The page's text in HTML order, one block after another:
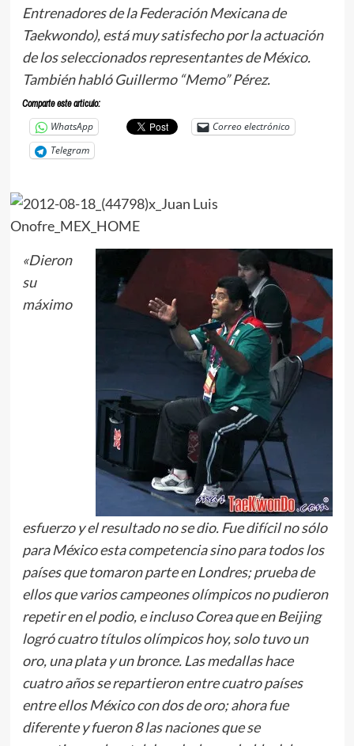
Entrenadores de la Federación Mexicana de
Taekwondo), está muy satisfecho por la actuación
de los seleccionados representantes de México.
También habló Guillermo “Memo” Pérez.
Comparte este articulo:
WhatsApp
Correo electrónico
Telegram
«Dieron
su
máximo
esfuerzo y el resultado no se dio. Fue difícil no sólo
para México esta competencia sino para todos los
países que tomaron parte en Londres; prueba de
ellos que varios campeones olímpicos no pudieron
repetir en el podio, e incluso Corea que en Beijing
logró cuatro títulos olímpicos hoy, solo tuvo un
oro, una plata y un bronce. Las medallas hace
cuatro años se repartieron entre cuatro países
entre ellos México con dos de oro; ahora fue
diferente y fueron 8 las naciones que se